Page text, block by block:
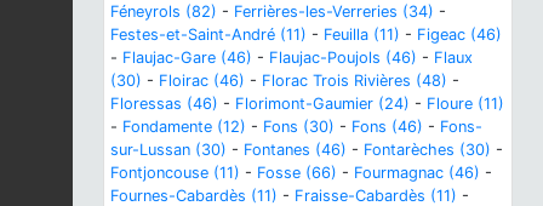
Féneyrols (82) - Ferrières-les-Verreries (34) -
Festes-et-Saint-André (11) - Feuilla (11) - Figeac (46)
- Flaujac-Gare (46) - Flaujac-Poujols (46) - Flaux
(30) - Floirac (46) - Florac Trois Rivières (48) -
Floressas (46) - Florimont-Gaumier (24) - Floure (11)
- Fondamente (12) - Fons (30) - Fons (46) - Fons-
sur-Lussan (30) - Fontanes (46) - Fontarèches (30) -
Fontjoncouse (11) - Fosse (66) - Fourmagnac (46) -
Fournes-Cabardès (11) - Fraisse-Cabardès (11) -